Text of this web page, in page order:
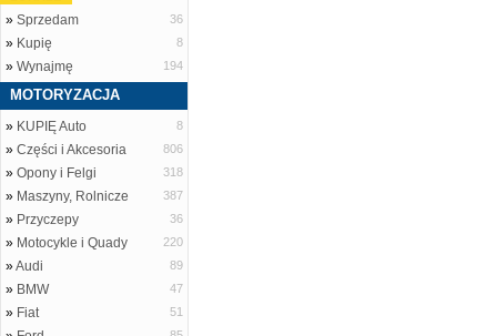
» Sprzedam 36
» Kupię 8
» Wynajmę 194
MOTORYZACJA
» KUPIĘ Auto 8
» Części i Akcesoria 806
» Opony i Felgi 318
» Maszyny, Rolnicze 387
» Przyczepy 36
» Motocykle i Quady 220
»Audi 89
» BMW 47
» Fiat 51